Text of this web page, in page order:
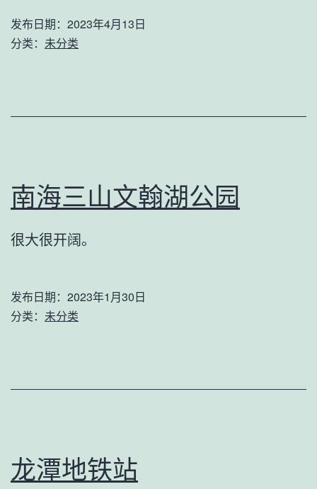
发布日期： 2023年4月13日
分类： 未分类
南海三山文翰湖公园
很大很开阔。
发布日期： 2023年1月30日
分类： 未分类
龙潭地铁站